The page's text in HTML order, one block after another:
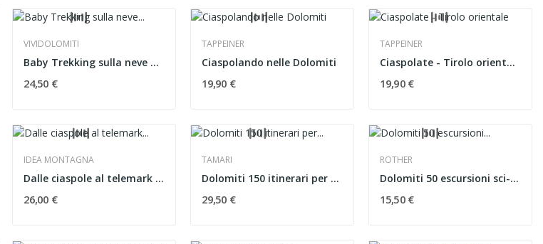
VIVIDOLOMITI
Baby Trekking sulla neve Dolomiti e dintorni
24,50 €
TAPPEINER
Ciaspolando nelle Dolomiti
19,90 €
TAPPEINER
Ciaspolate - Tirolo orientale
19,90 €
IDEA MONTAGNA
Dalle ciaspole al telemark Alpi Carniche
26,00 €
TAMARI
Dolomiti 150 itinerari per medi e buoni...
29,50 €
ROTHER
Dolomiti 50 escursioni sci-alpinistiche
15,50 €